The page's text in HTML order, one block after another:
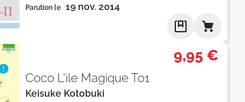
Parution le 19 nov. 2014
9,95 €
Coco L'ile Magique T01
Keisuke Kotobuki